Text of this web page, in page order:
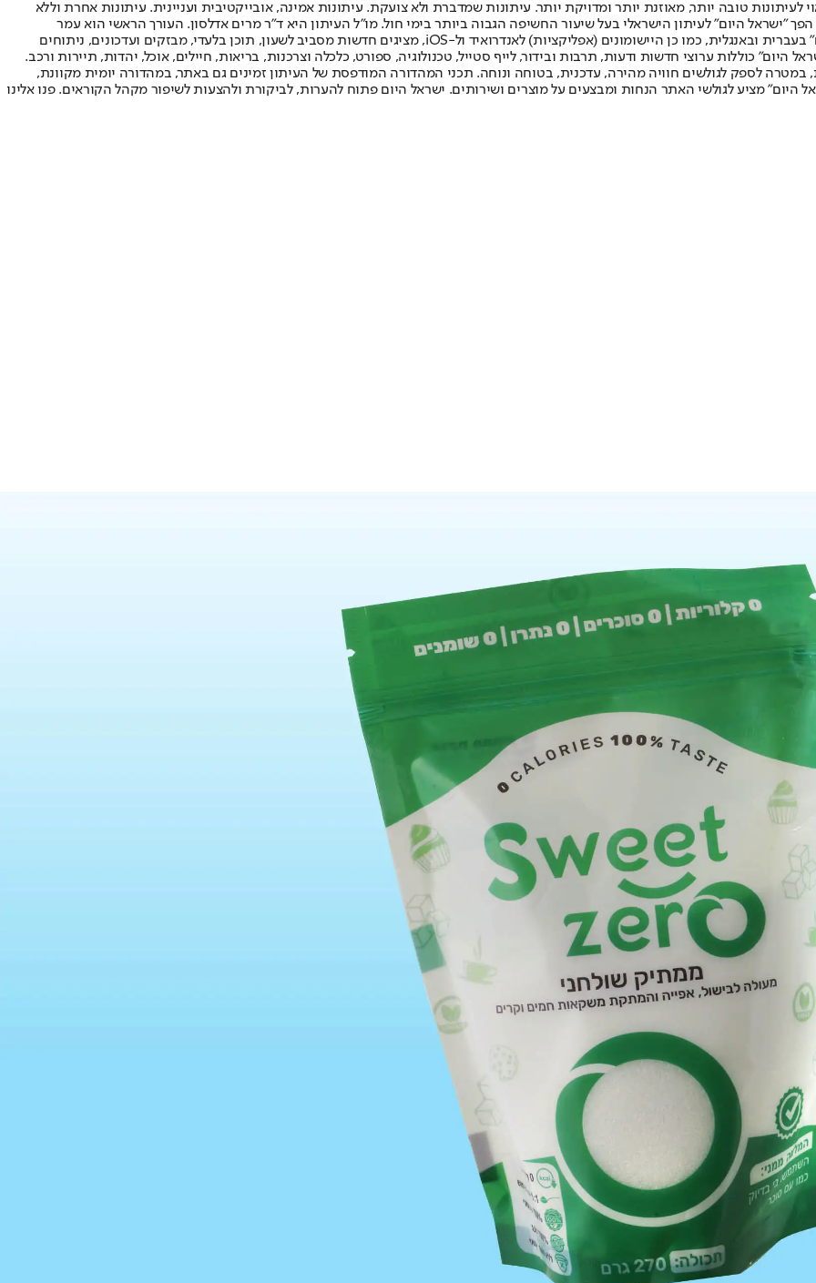
טובה יותר, מאוזנת יותר ומדויקת יותר. עיתונות שמדברת ולא צועקת. עיתונות אמינה, אובייקטיבית ועניינית. עיתונות אחרת וללא
תשלום. המהדורה המודפסת הראשונה פורסמה ב-30 ביולי 2007, וב-2010 הפך "ישראל היום" לעיתון הישראלי בעל שיעור החשיפה הגבוה ביותר בימי חול. מו"ל העיתון היא ד"ר מרים אדלסון. העורך הראשי הוא עמר
לחמנוביץ, והעורך המייסד הוא עמוס רגב. אתרי האינטרנט של "ישראל היום" בעברית ובאנגלית, כמו כן היישומונים (אפליקציות) לאנדרואיד ול-iOS, מציגים חדשות מסביב לשעון, תוכן בלעדי, מבזקים ועדכונים, ניתוחים
היום" כוללות ערוצי חדשות ודעות, תרבות ובידור, לייף סטייל, טכנולוגיה, ספורט, כלכלה וצרכנות, בריאות, חיילים, אוכל, יהדות, תיירות ורכב.
במטרה לספק לגולשים חוויה מהירה, עדכנית, בטוחה ונוחה. תכני המהדורה המודפסת של העיתון זמינים גם באתר, במהדורה יומית מקוונת,
היום" מציע לגולשי האתר הנחות ומבצעים על מוצרים ושירותים. ישראל היום פתוח להערות, לביקורת ולהצעות לשיפור מקהל הקוראים. פנו אלינו